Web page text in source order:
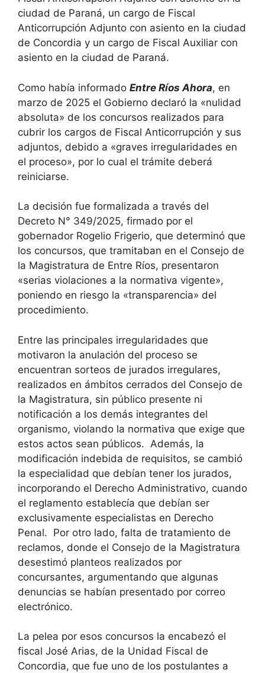
ciudad de Paraná, un cargo de Fiscal
Anticorrupción Adjunto con asiento en la ciudad
de Concordia y un cargo de Fiscal Auxiliar con
asiento en la ciudad de Paraná.
Como había informado Entre Ríos Ahora, en
marzo de 2025 el Gobierno declaró la «nulidad
absoluta» de los concursos realizados para
cubrir los cargos de Fiscal Anticorrupción y sus
adjuntos, debido a «graves irregularidades en
el proceso», por lo cual el trámite deberá
reiniciarse.
La decisión fue formalizada a través del
Decreto N° 349/2025, firmado por el
gobernador Rogelio Frigerio, que determinó que
los concursos, que tramitaban en el Consejo de
la Magistratura de Entre Ríos, presentaron
«serias violaciones a la normativa vigente»,
poniendo en riesgo la «transparencia» del
procedimiento.
Entre las principales irregularidades que
motivaron la anulación del proceso se
encuentran sorteos de jurados irregulares,
realizados en ámbitos cerrados del Consejo de
la Magistratura, sin público presente ni
notificación a los demás integrantes del
organismo, violando la normativa que exige que
estos actos sean públicos. Además, la
modificación indebida de requisitos, se cambió
la especialidad que debían tener los jurados,
incorporando el Derecho Administrativo, cuando
el reglamento establecía que debían ser
exclusivamente especialistas en Derecho
Penal. Por otro lado, falta de tratamiento de
reclamos, donde el Consejo de la Magistratura
desestimó planteos realizados por
concursantes, argumentando que algunas
denuncias se habían presentado por correo
electrónico.
La pelea por esos concursos la encabezó el
fiscal José Arias, de la Unidad Fiscal de
Concordia, que fue uno de los postulantes a